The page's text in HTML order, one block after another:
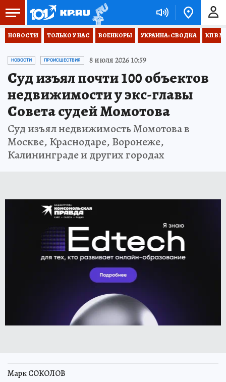
НОВОСТИ ТОЛЬКО У НАС ВОЕНКОРЫ УКРАИНА: СВОДКА КП В
НОВОСТИ ПРОИСШЕСТВИЯ 8 июля 2026 10:59
Суд изъял почти 100 объектов
недвижимости у экс-главы
Совета судей Момотова
Суд изъял недвижимость Момотова в
Москве, Краснодаре, Воронеже,
Калининграде и других городах
Марк СОКОЛОВ